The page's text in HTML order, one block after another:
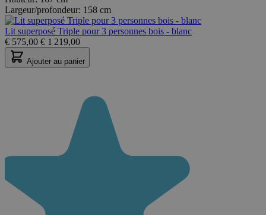
Largeur/profondeur: 158 cm
Lit superposé Triple pour 3 personnes bois - blanc
€ 575,00 € 1 219,00
Ajouter au panier